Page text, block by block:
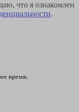
что я ознакомлен
.
время.